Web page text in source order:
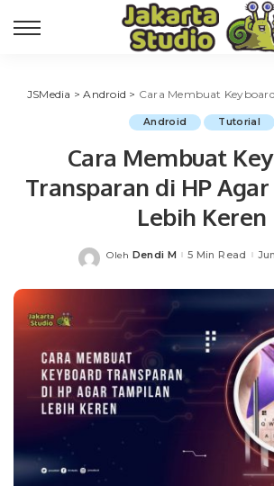
JSMedia >Android > Cara Membuat Keyboard Transparan di
Android Tutorial
Cara Membuat
Transparan di HP
Lebih Keren
Posted
Oleh Dendi M 5 Min Read